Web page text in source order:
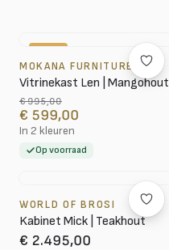
MOKANA FURNITURE
Vitrinekast Len | Mangohout
€ 995,00
€ 599,00
In 2 kleuren
Op voorraad
WORLD OF BROSI
Kabinet Mick | Teakhout
€ 2.495,00